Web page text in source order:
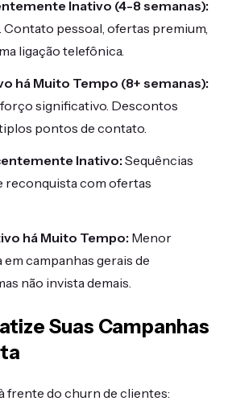
Inativo (4-8 semanas):
pessoal, ofertas premium,
ligação telefônica.
há Muito Tempo (8+ semanas):
significativo. Descontos
pontos de contato.
Inativo: Sequências
reconquista com ofertas
há Muito Tempo: Menor
campanhas gerais de
não invista demais.
Suas Campanhas
frente do churn de clientes: